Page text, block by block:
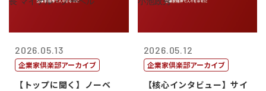
2026.05.13
企業家倶楽部アーカイブ
【トップに聞く】ノーベ
2026.05.12
企業家倶楽部アーカイブ
【核心インタビュー】サイ